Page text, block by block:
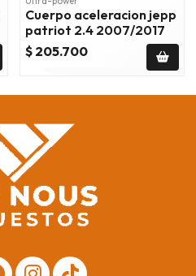
Cuerpo aceleracion jepp
patriot 2.4 2007/2017
$ 205.700